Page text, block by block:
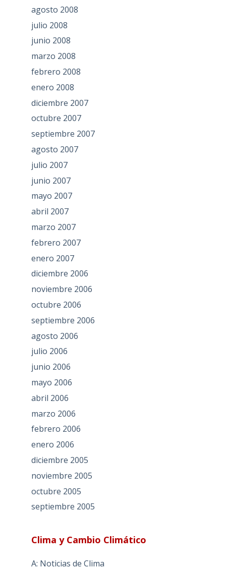
agosto 2008
julio 2008
junio 2008
marzo 2008
febrero 2008
enero 2008
diciembre 2007
octubre 2007
septiembre 2007
agosto 2007
julio 2007
junio 2007
mayo 2007
abril 2007
marzo 2007
febrero 2007
enero 2007
diciembre 2006
noviembre 2006
octubre 2006
septiembre 2006
agosto 2006
julio 2006
junio 2006
mayo 2006
abril 2006
marzo 2006
febrero 2006
enero 2006
diciembre 2005
noviembre 2005
octubre 2005
septiembre 2005
Clima y Cambio Climático
A: Noticias de Clima